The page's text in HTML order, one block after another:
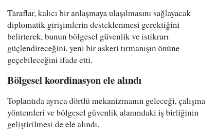
Taraflar, kalıcı bir anlaşmaya ulaşılmasını sağlayacak
diplomatik girişimlerin desteklenmesi gerektiğini
belirterek, bunun bölgesel güvenlik ve istikrarı
güçlendireceğini, yeni bir askeri tırmanışın önüne
geçebileceğini ifade etti.
Bölgesel koordinasyon ele alındı
Toplantıda ayrıca dörtlü mekanizmanın geleceği, çalışma
yöntemleri ve bölgesel güvenlik alanındaki iş birliğinin
geliştirilmesi de ele alındı.